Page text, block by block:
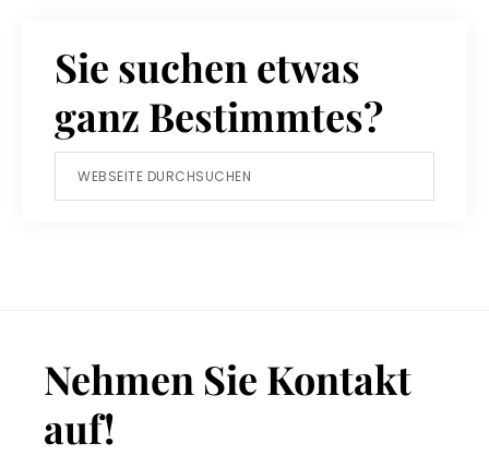
Sie suchen etwas
ganz Bestimmtes?
Webseite
durchsuchen
Footer
Nehmen Sie Kontakt
auf!